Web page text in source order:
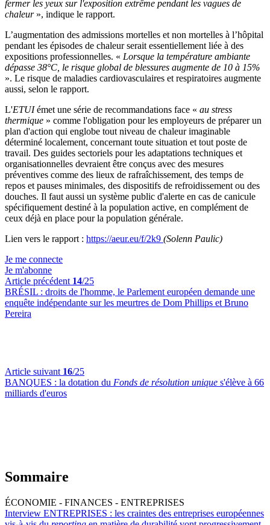
fermer les yeux sur l'exposition extrême pendant les vagues de
chaleur», indique le rapport.
L’augmentation des admissions mortelles et non mortelles à l’hôpital
pendant les épisodes de chaleur serait essentiellement liée à des
expositions professionnelles. « Lorsque la température ambiante
dépasse 38°C, le risque global de blessures augmente de 10 à 15%
». Le risque de maladies cardiovasculaires et respiratoires augmente
aussi, selon le rapport.
L'ETUIémet une série de recommandations face « au stress
thermique » comme l'obligation pour les employeurs de préparer un
plan d'action qui englobe tout niveau de chaleur imaginable
déterminé localement, concernant toute situation et tout poste de
travail. Des guides sectoriels pour les adaptations techniques et
organisationnelles devraient être conçus avec des mesures
préventives comme des lieux de rafraîchissement, des temps de
repos et pauses minimales, des dispositifs de refroidissement ou des
douches. Il faut aussi un système public d'alerte en cas de canicule
spécifiquement destiné à la population active, en complément de
ceux déjà en place pour la population générale.
Lien vers le rapport : https://aeur.eu/f/2k9 (Solenn Paulic)
Je me connecte
Je m'abonne
Article précédent 14/25
BRÉSIL : droits de l'homme, le Parlement européen demande une
enquête indépendante sur les meurtres de Dom Phillips et Bruno
Pereira
Article suivant 16/25
BANQUES : la dotation du Fonds de résolution unique s'élève à 66
milliards d'euros
Sommaire
ÉCONOMIE - FINANCES - ENTREPRISES
Interview ENTREPRISES : les craintes des entreprises européennes